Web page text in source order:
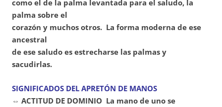
como el de la palma levantada para el saludo, la
palma sobre el
corazón y muchos otros. La forma moderna de ese
ancestral
de ese saludo es estrecharse las palmas y
sacudirlas.
SIGNIFICADOS DEL APRETÓN DE MANOS
⇔ ACTITUD DE DOMINIO La mano de uno se